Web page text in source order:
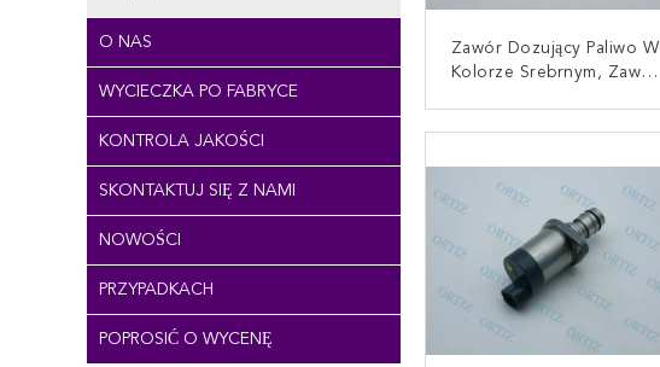
O NAS
WYCIECZKA PO FABRYCE
KONTROLA JAKOŚCI
SKONTAKTUJ SIĘ Z NAMI
NOWOŚCI
PRZYPADKACH
POPROSIĆ O WYCENĘ
Zawór Dozujący Paliwo W
Kolorze Srebrnym, Zawór
SKONTAKTUJ SIĘ TERAZ